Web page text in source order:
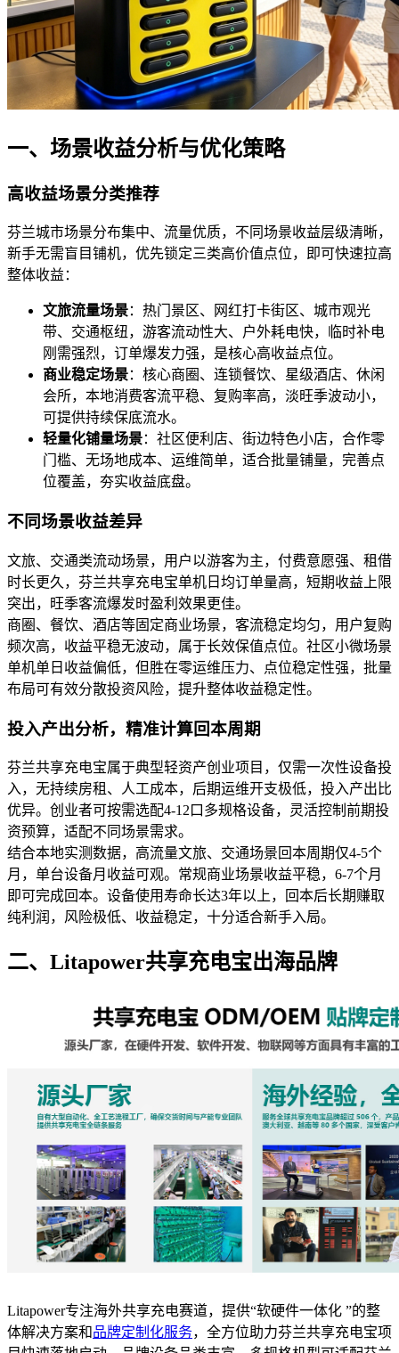
一、场景收益分析与优化策略
高收益场景分类推荐
芬兰城市场景分布集中、流量优质，不同场景收益层级清晰，
新手无需盲目铺机，优先锁定三类高价值点位，即可快速拉高
整体收益：
文旅流量场景：热门景区、网红打卡街区、城市观光
带、交通枢纽，游客流动性大、户外耗电快，临时补电
刚需强烈，订单爆发力强，是核心高收益点位。
商业稳定场景：核心商圈、连锁餐饮、星级酒店、休闲
会所，本地消费客流平稳、复购率高，淡旺季波动小，
可提供持续保底流水。
轻量化铺量场景：社区便利店、街边特色小店，合作零
门槛、无场地成本、运维简单，适合批量铺量，完善点
位覆盖，夯实收益底盘。
不同场景收益差异
文旅、交通类流动场景，用户以游客为主，付费意愿强、租借
时长更久，芬兰共享充电宝单机日均订单量高，短期收益上限
突出，旺季客流爆发时盈利效果更佳。
商圈、餐饮、酒店等固定商业场景，客流稳定均匀，用户复购
频次高，收益平稳无波动，属于长效保值点位。社区小微场景
单机单日收益偏低，但胜在零运维压力、点位稳定性强，批量
布局可有效分散投资风险，提升整体收益稳定性。
投入产出分析，精准计算回本周期
芬兰共享充电宝属于典型轻资产创业项目，仅需一次性设备投
入，无持续房租、人工成本，后期运维开支极低，投入产出比
优异。创业者可按需选配4-12口多规格设备，灵活控制前期投
资预算，适配不同场景需求。
结合本地实测数据，高流量文旅、交通场景回本周期仅4-5个
月，单台设备月收益可观。常规商业场景收益平稳，6-7个月
即可完成回本。设备使用寿命长达3年以上，回本后长期赚取
纯利润，风险极低、收益稳定，十分适合新手入局。
二、Litapower共享充电宝出海品牌
Litapower专注海外共享充电赛道，提供“软硬件一体化 ”的整
体解决方案和品牌定制化服务，全方位助力芬兰共享充电宝项